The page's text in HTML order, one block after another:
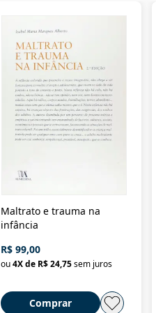
Maltrato e trauma na
infância
R$ 99,00
ou4X de R$ 24,75sem juros
Comprar